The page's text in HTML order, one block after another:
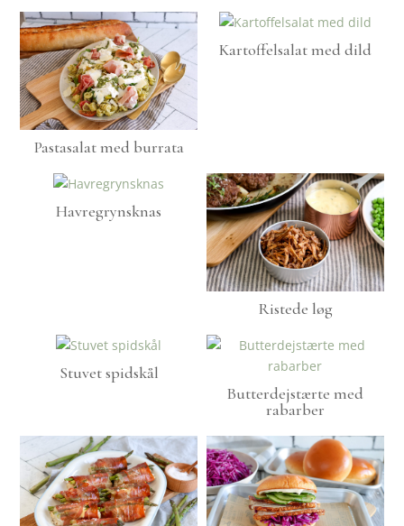
Pastasalat med burrata
Kartoffelsalat med dild
Havregrynsknas
Ristede løg
Stuvet spidskål
Butterdejstærte med
rabarber